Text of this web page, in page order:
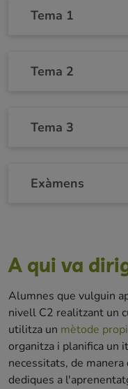
Tema 1
Tema 2
Tema 3
Exàmens
A qui va
Alumnes que vulguin
nivell C2 realitzant un
utilitza un mètode propi
organitza i planifica un
necessitats, de
dediques a